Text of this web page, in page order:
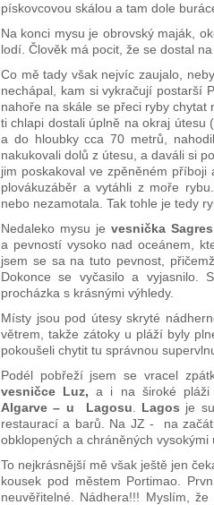
pískovcovou skálou a tam dole
Na konci mysu je obrovský maják,
lodí. Člověk má pocit, že se dostal
Co mě tady však nejvíc zaujalo,
nechápal, kam si vykračují postarší
nahoře na skále se přeci ryby chytat
ti chlapi dostali úplně na okraj útesu
a do hloubky cca 70 metrů,
nakukovali dolů z útesu, a daváli si
jim poskakoval ve zpěněném
plovákuzáběr a vytáhli z moře
nebo nezamotala. Tak tohle je tedy
Nedaleko mysu je vesnička Sagres
a pevností vysoko nad oceánem,
jsem se sa na tuto pevnost,
Dokonce se vyčasilo a vyjasnilo.
procházka s krásnými výhledy.
Místy jsou pod útesy skryté
větrem, takže zátoky u pláží byly
pokoušeli chytit tu správnou
Podél pobřeží jsem se vracel
vesničce Luz, a i na široké pláži
Algarve – u Lagosu
Lagos je
restaurací a barů. Na JZ - na
obklopených a chráněných vysokými
To nejkrásnější mě však ještě jen
kousek pod městem Portimao.
neuvěřitelné. Nádhera!!! Myslím,